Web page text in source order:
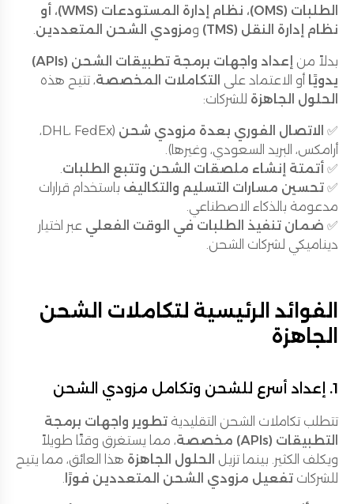
الطلبات (OMS)، نظام إدارة المستودعات (WMS)، أو
نظام إدارة النقل (TMS)
ومزودي الشحن المتعددين
بدلاً من
إعداد واجهات برمجة تطبيقات الشحن (APIs)
يدويًا أو الاعتماد على التكاملات المخصصة، تتيح هذه
الحلول الجاهزة للشركات:
✅ الاتصال الفوري بعدة مزودي شحن
(DHL، FedEx،
أرامكس، البريد السعودي، وغيرها).
✅ أتمتة إنشاء ملصقات الشحن وتتبع الطلبات
✅ تحسين مسارات التسليم والتكاليف باستخدام قرارات
مدعومة بالذكاء الاصطناعي.
✅ ضمان تنفيذ الطلبات في الوقت الفعلي عبر اختيار
ديناميكي لشركات الشحن.
الفوائد الرئيسية لتكاملات الشحن
الجاهزة
1. إعداد أسرع للشحن وتكامل مزودي الشحن
تتطلب تكاملات الشحن التقليدية تطوير واجهات برمجة
التطبيقات (APIs) مخصصة
، مما يستغرق وقتًا طويلاً
ويكلف الكثير. بينما تزيل الحلول الجاهزة هذا العائق، مما يتيح
للشركات تفعيل مزودي الشحن المتعددين فورًا